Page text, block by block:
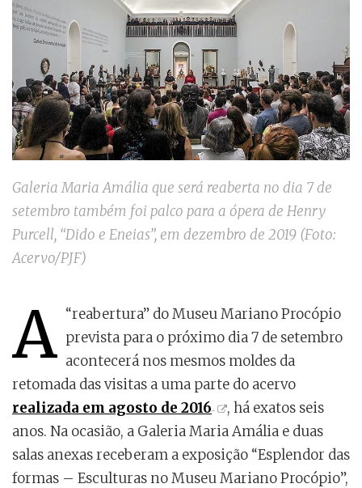
Galeria Maria Amália que será reaberta no dia 7 de
setembro também foi palco para a ópera de Henry
Purcell, “Dido e Eneias”, em dezembro de 2019 (Foto:
Acervo/PJF)
A “reabertura” do Museu Mariano Procópio
prevista para o próximo dia 7 de setembro
acontecerá nos mesmos moldes da
retomada das visitas a uma parte do acervo
realizada em agosto de 2016
, há exatos seis
anos. Na ocasião, a Galeria Maria Amália e duas
salas anexas receberam a exposição “Esplendor das
formas – Esculturas no Museu Mariano Procópio”,